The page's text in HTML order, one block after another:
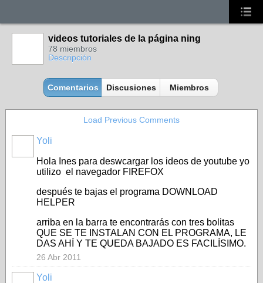
videos tutoriales de la página ning
78 miembros
Descripción
Comentarios Discusiones Miembros
Load Previous Comments
Yoli
Hola Ines para deswcargar los ideos de youtube yo
utilizo el navegador FIREFOX
después te bajas el programa DOWNLOAD
HELPER
arriba en la barra te encontrarás con tres bolitas
QUE SE TE INSTALAN CON EL PROGRAMA, LE
DAS AHÍ Y TE QUEDA BAJADO ES FACILÍSIMO.
26 Abr 2011
Yoli